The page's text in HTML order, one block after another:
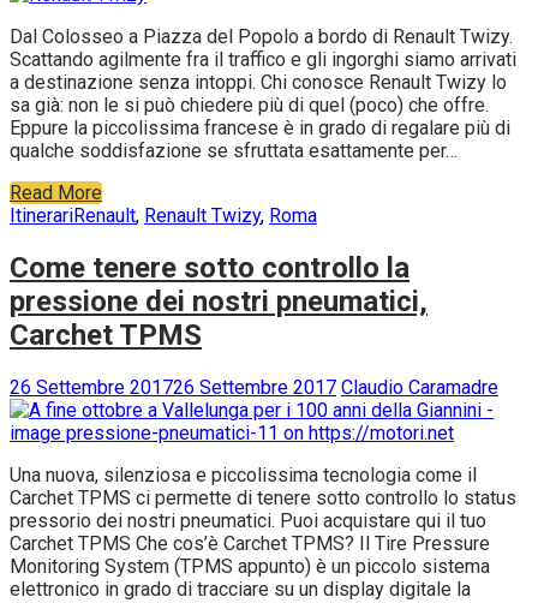
Dal Colosseo a Piazza del Popolo a bordo di Renault Twizy.
Scattando agilmente fra il traffico e gli ingorghi siamo arrivati
a destinazione senza intoppi. Chi conosce Renault Twizy lo
sa già: non le si può chiedere più di quel (poco) che offre.
Eppure la piccolissima francese è in grado di regalare più di
qualche soddisfazione se sfruttata esattamente per…
Read More
ItinerariRenault, Renault Twizy, Roma
Come tenere sotto controllo la
pressione dei nostri pneumatici,
Carchet TPMS
26 Settembre 201726 Settembre 2017 Claudio Caramadre
Una nuova, silenziosa e piccolissima tecnologia come il
Carchet TPMS ci permette di tenere sotto controllo lo status
pressorio dei nostri pneumatici. Puoi acquistare qui il tuo
Carchet TPMS Che cos’è Carchet TPMS? Il Tire Pressure
Monitoring System (TPMS appunto) è un piccolo sistema
elettronico in grado di tracciare su un display digitale la